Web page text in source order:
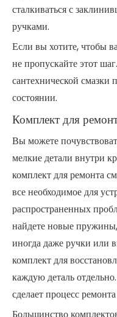
сталкиваться с
ручками.
Если вы хотите, чтобы
не пропускайте этот
сантехнической смазки
состоянии.
Комплект для
Вы можете
мелкие детали внутри
комплект для ремонта
все необходимое для
распространенных
найдете новые
иногда даже ручки или
комплект для
каждую деталь
сделает процесс